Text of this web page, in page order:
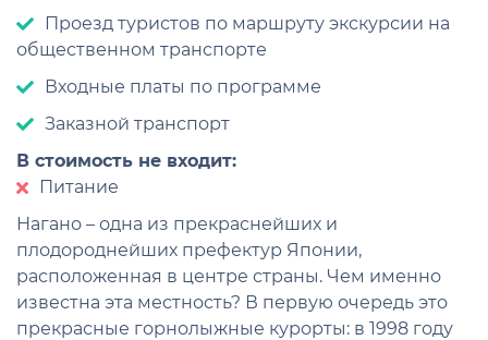
Проезд туристов по маршруту экскурсии на
общественном транспорте
Входные платы по программе
Заказной транспорт
В стоимость не входит:
Питание
Нагано – одна из прекраснейших и
плодороднейших префектур Японии,
расположенная в центре страны. Чем именно
известна эта местность? В первую очередь это
прекрасные горнолыжные курорты: в 1998 году